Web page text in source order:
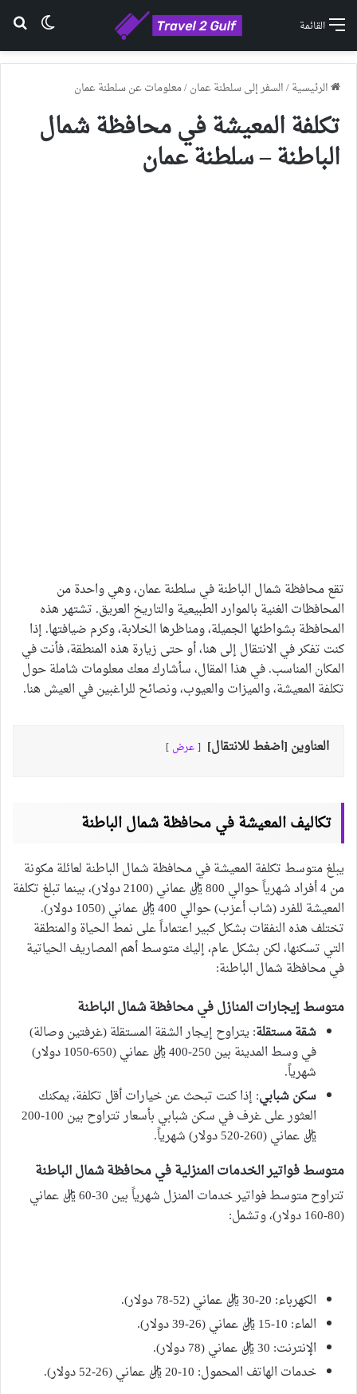
القائمة
الرئيسية/السفر إلى سلطنة عمان/معلومات عن سلطنة عمان
تكلفة المعيشة في محافظة شمال
الباطنة – سلطنة عمان
تقع محافظة شمال الباطنة في سلطنة عمان، وهي واحدة من
المحافظات الغنية بالموارد الطبيعية والتاريخ العريق. تشتهر هذه
المحافظة بشواطئها الجميلة، ومناظرها الخلابة، وكرم ضيافتها. إذا
كنت تفكر في الانتقال إلى هنا، أو حتى زيارة هذه المنطقة، فأنت في
المكان المناسب. في هذا المقال، سأشارك معك معلومات شاملة حول
تكلفة المعيشة، والميزات والعيوب، ونصائح للراغبين في العيش هنا.
العناوين [اضغط للانتقال] عرض
تكاليف المعيشة في محافظة شمال الباطنة
يبلغ متوسط تكلفة المعيشة في محافظة شمال الباطنة لعائلة مكونة
من 4 أفراد شهرياً حوالي 800 ريال عماني (2100 دولار)، بينما تبلغ تكلفة
المعيشة للفرد (شاب أعزب) حوالي 400 ريال عماني (1050 دولار).
تختلف هذه النفقات بشكل كبير اعتماداً على نمط الحياة والمنطقة
التي تسكنها، لكن بشكل عام، إليك متوسط أهم المصاريف الحياتية
في محافظة شمال الباطنة:
متوسط إيجارات المنازل في محافظة شمال الباطنة
شقة مستقلة: يتراوح إيجار الشقة المستقلة (غرفتين وصالة)
في وسط المدينة بين 250-400 ريال عماني (650-1050 دولار)
شهرياً.
سكن شبابي: إذا كنت تبحث عن خيارات أقل تكلفة، يمكنك
العثور على غرف في سكن شبابي بأسعار تتراوح بين 100-200
ريال عماني (260-520 دولار) شهرياً.
متوسط فواتير الخدمات المنزلية في محافظة شمال الباطنة
تتراوح متوسط فواتير خدمات المنزل شهرياً بين 30-60 ريال عماني
(80-160 دولار)، وتشمل:
الكهرباء: 20-30 ريال عماني (52-78 دولار).
الماء: 10-15 ريال عماني (26-39 دولار).
الإنترنت: 30 ريال عماني (78 دولار).
خدمات الهاتف المحمول: 10-20 ريال عماني (26-52 دولار).